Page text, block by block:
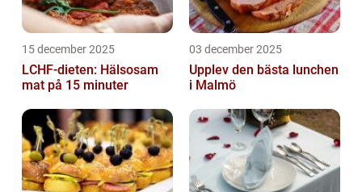
15 december 2025
LCHF-dieten: Hälsosam
mat på 15 minuter
03 december 2025
Upplev den bästa lunchen
i Malmö